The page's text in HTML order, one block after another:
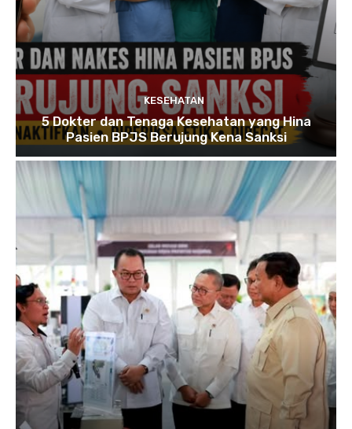
KESEHATAN
5 Dokter dan Tenaga Kesehatan yang Hina
Pasien BPJS Berujung Kena Sanksi